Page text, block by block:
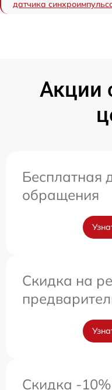
датчика
Акции
Бесплатная
обращения
Скидка на
Скидка -